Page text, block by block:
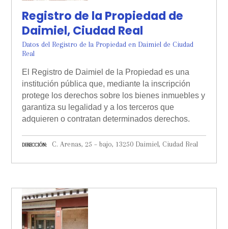
Registro de la Propiedad de
Daimiel, Ciudad Real
Datos del Registro de la Propiedad en Daimiel de Ciudad
Real
El Registro de Daimiel de la Propiedad es una
institución pública que, mediante la inscripción
protege los derechos sobre los bienes inmuebles y
garantiza su legalidad y a los terceros que
adquieren o contratan determinados derechos.
DIRECCIÓN C. Arenas, 25 – bajo, 13250 Daimiel, Ciudad Real